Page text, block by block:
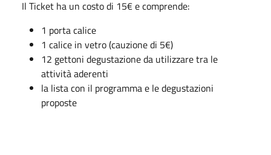
Il Ticket ha un costo di 15€ e comprende:
1 porta calice
1 calice in vetro (cauzione di 5€)
12 gettoni degustazione da utilizzare tra le
attività aderenti
la lista con il programma e le degustazioni
proposte